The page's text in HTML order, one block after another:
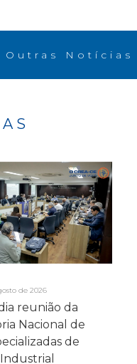
Outras Notícias
de 2026
reunião da
Nacional de
de